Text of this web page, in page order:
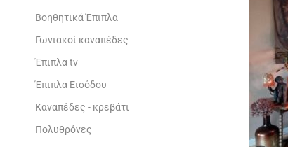
Βοηθητικά Έπιπλα
Γωνιακοί καναπέδες
Έπιπλα tv
Έπιπλα Εισόδου
Καναπέδες - κρεβάτι
Πολυθρόνες